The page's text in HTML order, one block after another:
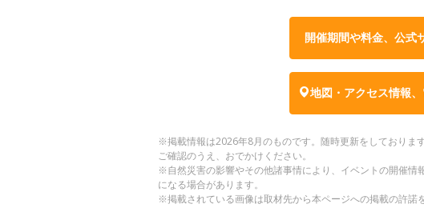
開催期間や料金、公式
地図・アクセス情報
※掲載情報は2026年8月のものです。随時更新をしておりま
ご確認のうえ、おでかけください。
※自然災害の影響やその他諸事情により、イベントの開催情
になる場合があります。
※掲載されている画像は取材先から本ページへの掲載の許